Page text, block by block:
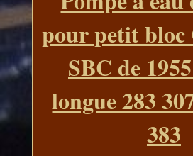
pour petit bloc
SBC de
longue 283
383